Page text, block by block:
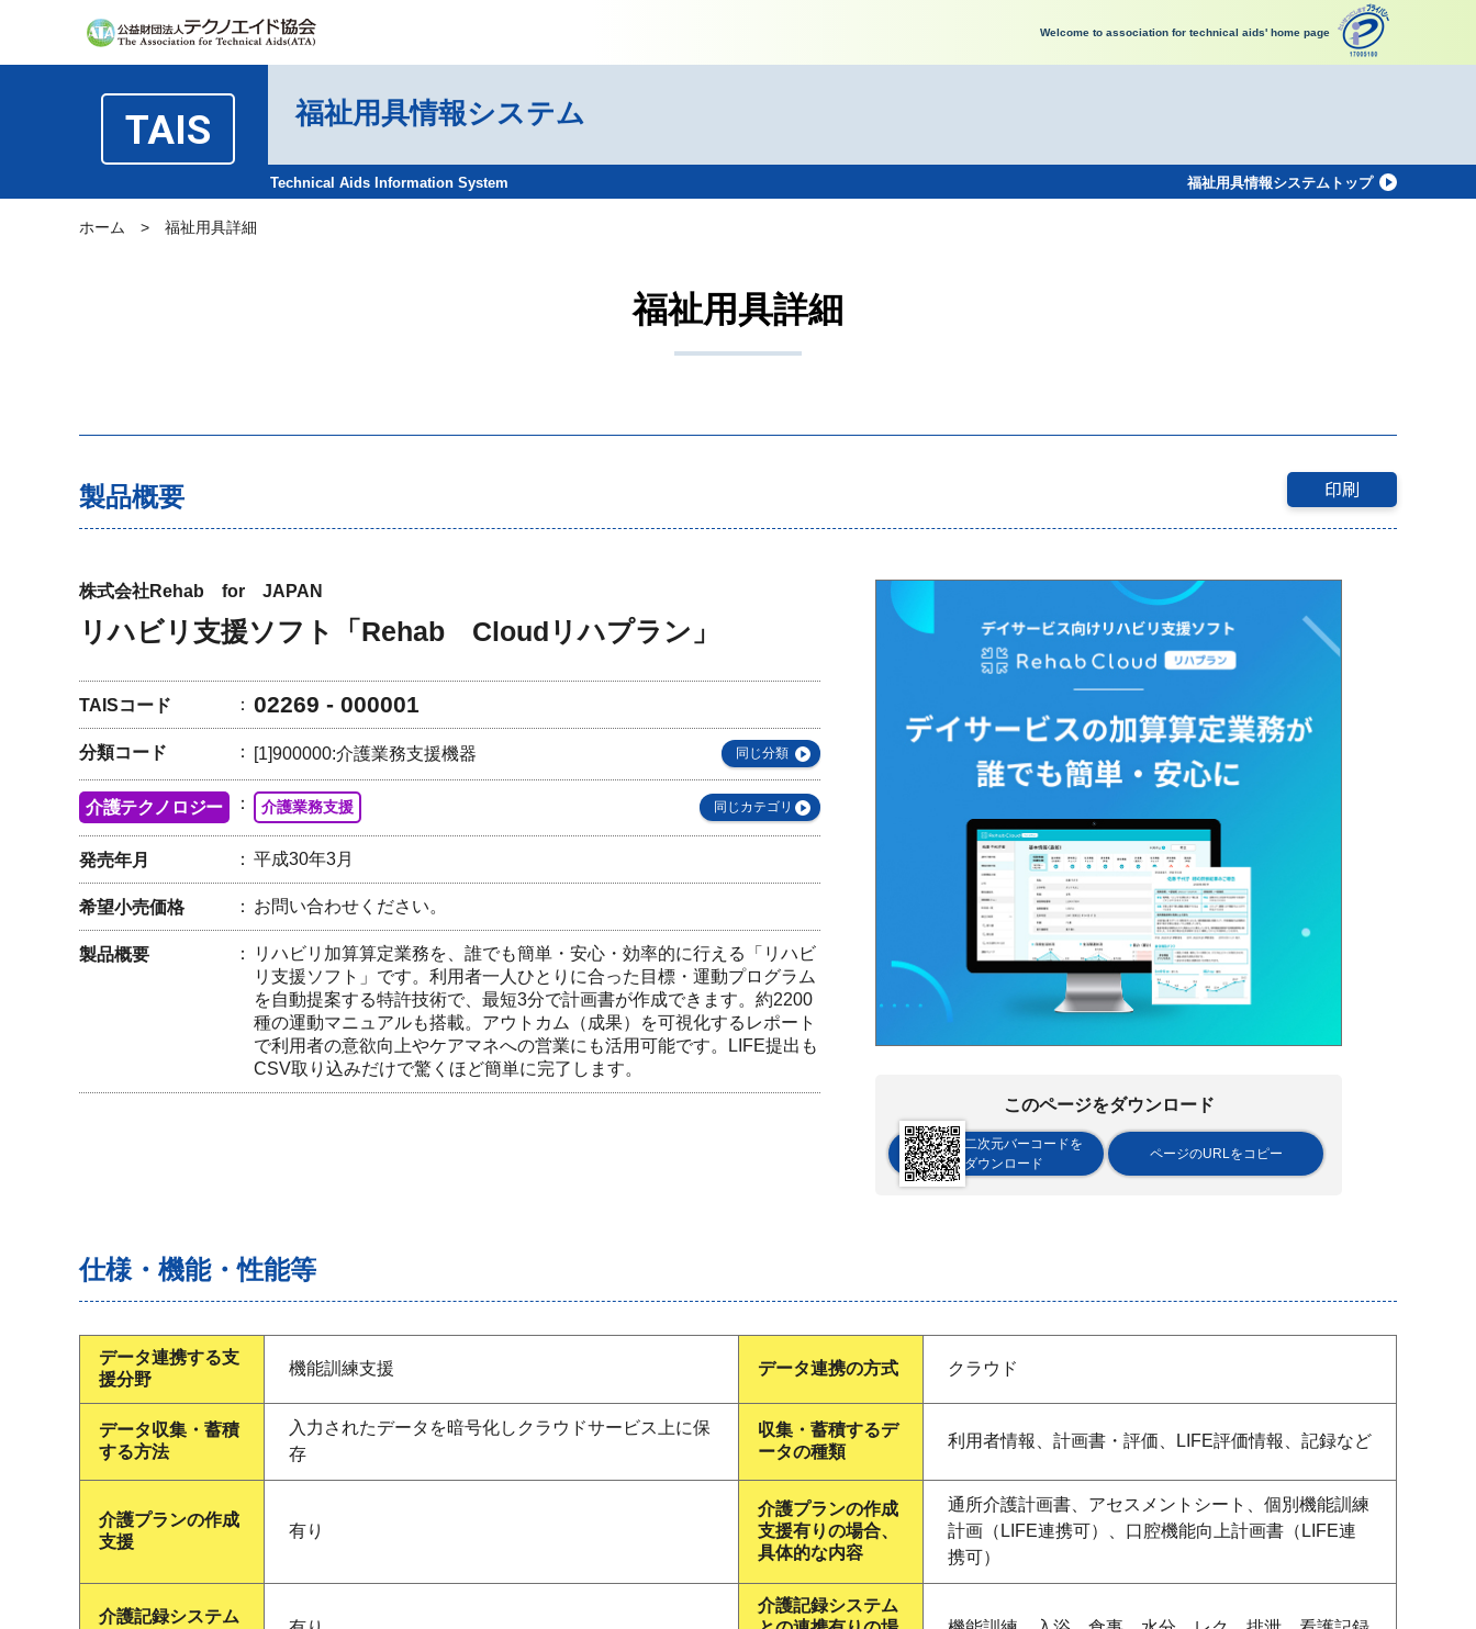
Welcome to association for technical aids' home page
TAIS 福祉用具情報システム
Technical Aids Information System 福祉用具情報システムトップ
ホーム > 福祉用具詳細
福祉用具詳細
製品概要 印刷
株式会社Rehab for JAPAN
リハビリ支援ソフト「Rehab Cloudリハプラン」
TAISコード 02269 - 000001
分類コード [1]900000:介護業務支援機器 同じ分類
介護テクノロジー 介護業務支援 同じカテゴリ
発売年月 平成30年3月
希望小売価格 お問い合わせください。
製品概要
リハビリ加算算定業務を、誰でも簡単・安心・効率的に行える「リハビ
リ支援ソフト」です。利用者一人ひとりに合った目標・運動プログラム
を自動提案する特許技術で、最短3分で計画書が作成できます。約2200
種の運動マニュアルも搭載。アウトカム（成果）を可視化するレポート
で利用者の意欲向上やケアマネへの営業にも活用可能です。LIFE提出も
CSV取り込みだけで驚くほど簡単に完了します。
このページをダウンロード
二次元バーコードを
ダウンロード
ページのURLをコピー
仕様・機能・性能等
データ連携する支
援分野
機能訓練支援 データ連携の方式 クラウド
データ収集・蓄積
する方法
入力されたデータを暗号化しクラウドサービス上に保
存
収集・蓄積するデ
ータの種類
利用者情報、計画書・評価、LIFE評価情報、記録など
介護プランの作成
支援
有り
介護プランの作成
支援有りの場合、
具体的な内容
通所介護計画書、アセスメントシート、個別機能訓練
計画（LIFE連携可）、口腔機能向上計画書（LIFE連
携可）
介護記録システム
介護記録システム